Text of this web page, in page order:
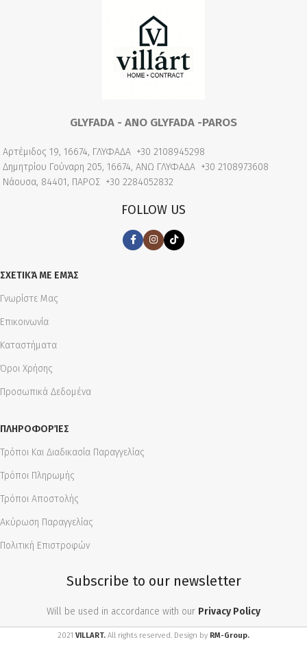
GLYFADA - ANO GLYFADA -PAROS
Αρτέμιδος 19, 16674, ΓΛΥΦΑΔΑ +30 2108945298
Δημητρίου Γούναρη 205, 16674, ΑΝΩ ΓΛΥΦΑΔΑ +30 2108973608
Νάουσα, 84401, ΠΑΡΟΣ +30 2284052832
FOLLOW US
ΣΧΕΤΙΚΆ ΜΕ ΕΜΆΣ
Γνωρίστε Μας
Επικοινωνία
Καταστήματα
Όροι Χρήσης
Προσωπικά Δεδομένα
ΠΛΗΡΟΦΟΡΊΕΣ
Τρόποι Και Διαδικασία Παραγγελίας
Τρόποι Πληρωμής
Τρόποι Αποστολής
Ακύρωση Παραγγελίας
Πολιτική Επιστροφών
Subscribe to our newsletter
Will be used in accordance with our Privacy Policy
2021 VILLART. All rights reserved. Design by RM-Group.